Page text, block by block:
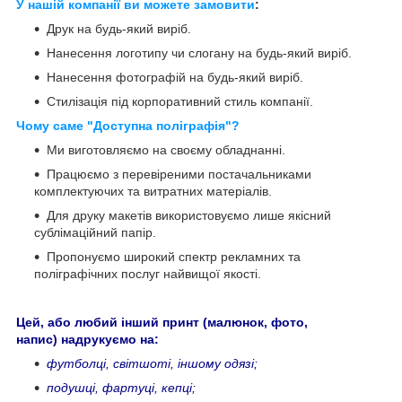
У нашій компанії ви можете замовити:
Друк на будь-який виріб.
Нанесення логотипу чи слогану на будь-який виріб.
Нанесення фотографій на будь-який виріб.
Стилізація під корпоративний стиль компанії.
Чому саме "Доступна поліграфія"?
Ми виготовляємо на своєму обладнанні.
Працюємо з перевіреними постачальниками
комплектуючих та витратних матеріалів.
Для друку макетів використовуємо лише якісний
сублімаційний папір.
Пропонуємо широкий спектр рекламних та
поліграфічних послуг найвищої якості.
Цей, або любий інший принт (малюнок, фото,
напис) надрукуємо на:
футболці, світшоті, іншому одязі;
подушці, фартуці, кепці;